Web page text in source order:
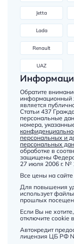
Jetta
Lada
Renault
UAZ
Обратите
информационный
является
Статьи 437
персональные
номера,
персональных и
персональных
обработке в
защищены
27 июля 2006 г. №
Все цены на
Для повышения
использует
прошлых
Если Вы не
отключите cookie
Автокредит
лицензия ЦБ РФ